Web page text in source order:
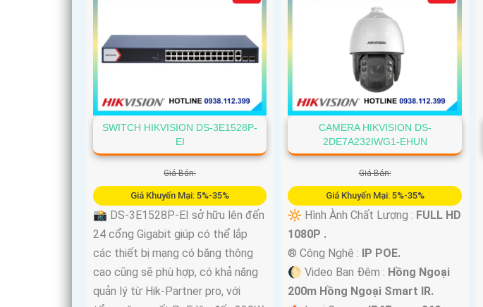
SWITCH HIKVISION DS-3E1528P-
EI
Giá Bán:
Giá Khuyến Mại: 5%-35%
📸 DS-3E1528P-EI sở hữu lên đến
24 cổng Gigabit giúp có thể lắp
các thiết bị mạng có băng thông
cao cũng sẽ phù hợp, có khả năng
quản lý từ Hik-Partner pro, với
CAMERA HIKVISION DS-
2DE7A232IWG1-EHUN
Giá Bán:
Giá Khuyến Mại: 5%-35%
🔆 Hình Ành Chất Lượng : FULL HD
1080P .
®️ Công Nghệ : IP POE.
🌔 Video Ban Đêm : Hồng Ngoại
200m Hồng Ngoại Smart IR.